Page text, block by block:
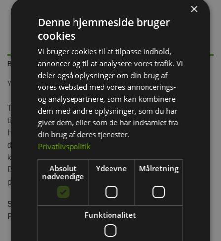
BESKRIVELSE
YDERLIGERE INFORMATION
Trixie Keramik Skål tilbyder en stilfuld og holdbar løsning
til servering af mad eller vand til din kanin eller gnavere.
Hver skål er unik med små variationer i farve og
dimensioner, der tilføjer et unikt præg til produktet. Den
keramiske konstruktion sikrer holdbarhed og let rengøring.
Den er egnet til både mad og vand og er et stilfuldt og
praktisk valg til din firbenede ven.
Størrelse:0,4L / Ø 13 cm
Farve:
×
Denne hjemmeside bruger
cookies
Vi bruger cookies til at tilpasse indhold,
annoncer og til at analysere vores trafik. Vi
deler også oplysninger om din brug af
vores websted med vores annoncerings-
og analysepartnere, som kan kombinere
dem med andre oplysninger, som du har
givet dem, eller som de har indsamlet fra
din brug af deres tjenester.
Privatlivspolitik
Absolut
nødvendige
Ydeevne Målretning
Funktionalitet